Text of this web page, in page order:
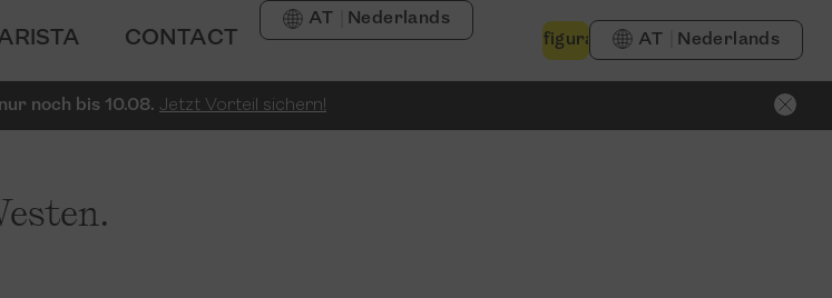
CONTACT
AT
Nederlands
Configurator
AT Nederlands
noch bis 10.08. Jetzt Vorteil sichern!